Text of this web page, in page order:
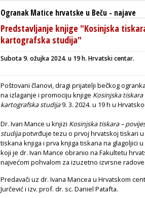
Ogranak Matice hrvatske u Beču - najave
Predstavljanje knjige "Kosinjska
kartografska studija"
Subota 9. ožujka 2024. u 19 h. Hrvatski centar.
Poštovani članovi, dragi prijatelji bečkog
na izlaganje i promociju knjige Kosinjska
kartografska studija9. 3. 2024. u 19 h u
Dr. Ivan Mance u knjizi Kosinjska tiskara –
studijapotvrđuje tezu o prvoj hrvatskoj tiskari
tiskana knjiga i prva knjiga tiskana na glagoljici
koji je dr. Ivan Mance obranio na Fakultetu
najvećom pohvalom za izuzetno izvrsne
Predavači uz dr. Ivana Mancea u Hrvatskom
Jurčević i izv. prof. dr. sc. Daniel Patafta.